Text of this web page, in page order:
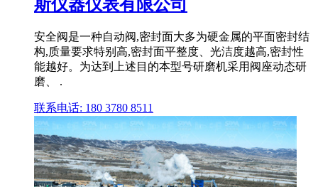
斯仪器仪表有限公司
安全阀是一种自动阀,密封面大多为硬金属的平面密封结
构,质量要求特别高,密封面平整度、光洁度越高,密封性
能越好。为达到上述目的本型号研磨机采用阀座动态研
磨、 .
联系电话: 180 3780 8511